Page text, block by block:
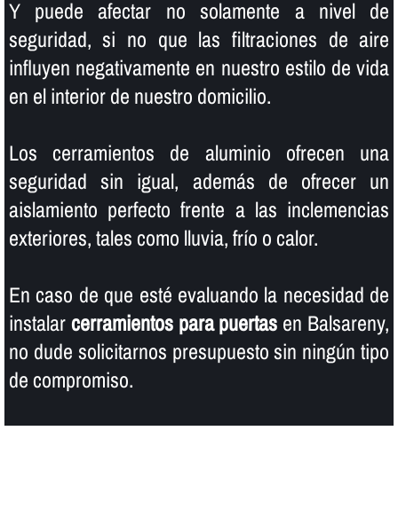
Y puede afectar no solamente a nivel de
seguridad, si no que las filtraciones de aire
influyen negativamente en nuestro estilo de vida
en el interior de nuestro domicilio.
Los cerramientos de aluminio ofrecen una
seguridad sin igual, además de ofrecer un
aislamiento perfecto frente a las inclemencias
exteriores, tales como lluvia, frí­o o calor.
En caso de que esté evaluando la necesidad de
instalarcerramientos para puertas en Balsareny,
no dude solicitarnos presupuesto sin ningún tipo
de compromiso.